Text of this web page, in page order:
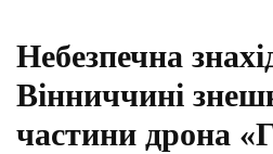
Небезпечна
Вінниччині
частини дрона